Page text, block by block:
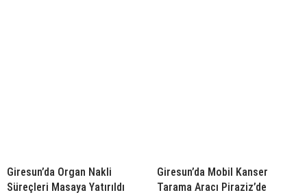
Giresun’da Organ Nakli
Süreçleri Masaya Yatırıldı
Giresun’da Mobil Kanser
Tarama Aracı Piraziz’de